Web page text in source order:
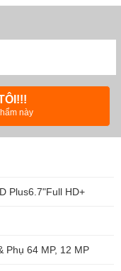
này
Plus6.7"Full HD+
Phụ 64 MP, 12 MP